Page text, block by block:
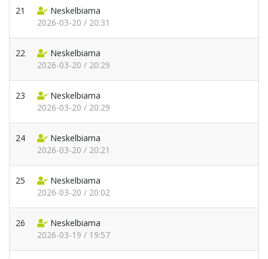
21
Neskelbiama
2026-03-20 / 20:31
22
Neskelbiama
2026-03-20 / 20:29
23
Neskelbiama
2026-03-20 / 20:29
24
Neskelbiama
2026-03-20 / 20:21
25
Neskelbiama
2026-03-20 / 20:02
26
Neskelbiama
2026-03-19 / 19:57